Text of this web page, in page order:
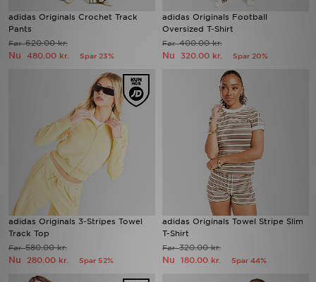
adidas Originals Crochet Track
Pants
Før620.00 kr.
Nu 480.00 kr. Spar 23%
adidas Originals Football
Oversized T-Shirt
Før400.00 kr.
Nu 320.00 kr. Spar 20%
adidas Originals 3-Stripes Towel
Track Top
Før580.00 kr.
Nu 280.00 kr. Spar 52%
adidas Originals Towel Stripe Slim
T-Shirt
Før320.00 kr.
Nu 180.00 kr. Spar 44%